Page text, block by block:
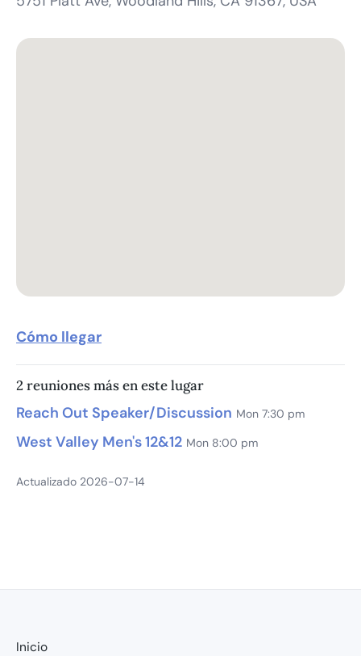
Cómo llegar
2 reuniones más en este lugar
Reach Out Speaker/Discussion Mon 7:30 pm
West Valley Men's 12&12 Mon 8:00 pm
Actualizado 2026-07-14
Inicio